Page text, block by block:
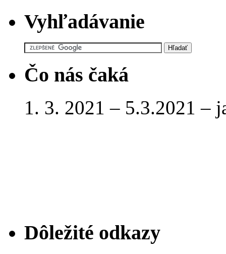
Vyhľadávanie
Čo nás čaká
1. 3. 2021 – 5.3.2021 –
Dôležité odkazy